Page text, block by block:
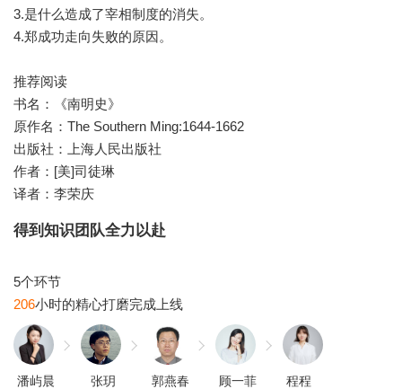
3.是什么造成了宰相制度的消失。
4.郑成功走向失败的原因。
推荐阅读
书名：《南明史》
原作名：The Southern Ming:1644-1662
出版社：上海人民出版社
作者：[美]司徒琳
译者：李荣庆
得到知识团队全力以赴
206
潘屿晨 张玥 郭燕春 顾一菲 程程